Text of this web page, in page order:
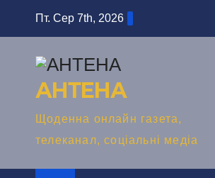
Пт. Сер 7th, 2026
АНТЕНА
Щоденна онлайн газета,
телеканал, соціальні медіа